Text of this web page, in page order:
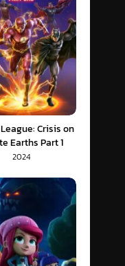
Crisis on
Earths Part 1
พากย์ไทย 1X
2024